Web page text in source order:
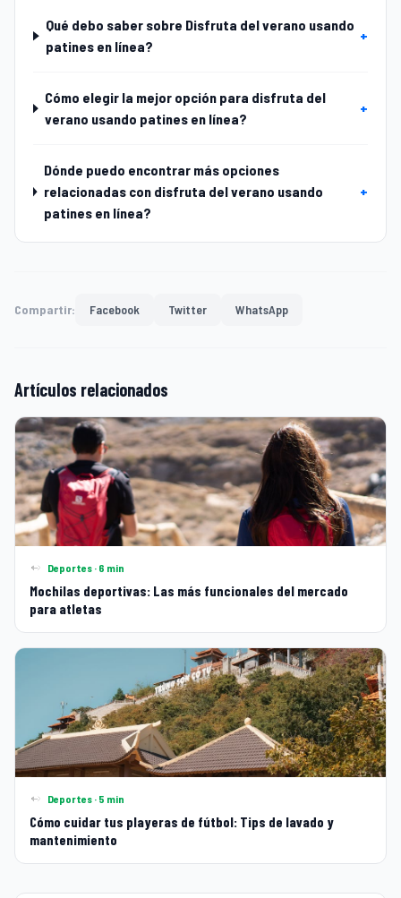
Qué debo saber sobre Disfruta del verano usando
patines en línea?
+
Cómo elegir la mejor opción para disfruta del
verano usando patines en línea?
+
Dónde puedo encontrar más opciones
relacionadas con disfruta del verano usando
patines en línea?
+
Compartir: Facebook Twitter WhatsApp
Artículos relacionados
Deportes · 6 min
Mochilas deportivas: Las más funcionales del mercado
para atletas
Deportes · 5 min
Cómo cuidar tus playeras de fútbol: Tips de lavado y
mantenimiento